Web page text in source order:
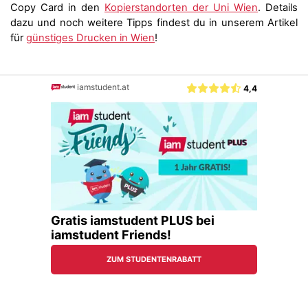
Copy Card in den Kopierstandorten der Uni Wien. Details
dazu und noch weitere Tipps findest du in unserem Artikel
fürgünstiges Drucken in Wien!